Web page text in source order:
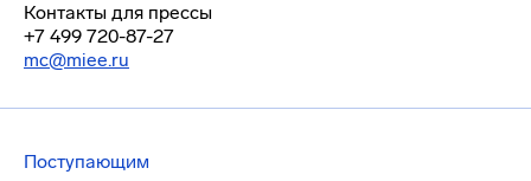
Контакты для прессы
+7 499 720-87-27
mc@miee.ru
Поступающим